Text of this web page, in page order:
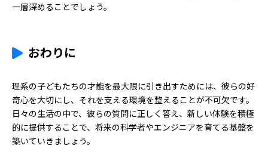
一層深めることでしょう。
おわりに
理系の子どもたちの才能を最大限に引き出すためには、彼らの好
奇心を大切にし、それを支える環境を整えることが不可欠です。
日々の生活の中で、彼らの質問に正しく答え、新しい体験を積極
的に提供することで、将来の科学者やエンジニアを育てる基盤を
築いていきましょう。